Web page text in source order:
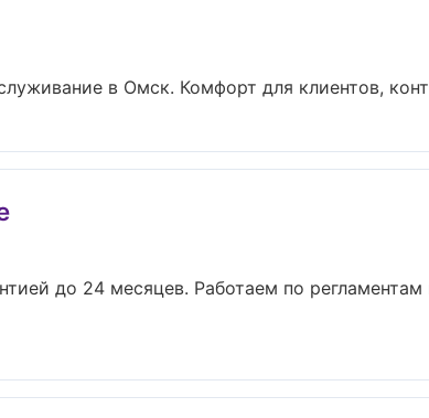
в Омск. Комфорт для клиентов,
до 24 месяцев. Работаем по